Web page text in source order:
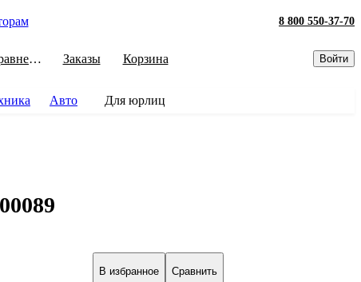
8 800 550-37-70
Сравнение Заказы Корзина Войти
Авто Для юрлиц
В избранное Сравнить